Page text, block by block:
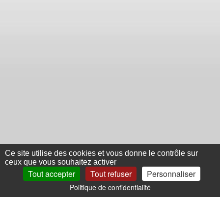
Ce site utilise des cookies et vous donne le contrôle sur
ceux que vous souhaitez activer
Tout accepter Tout refuser Personnaliser
Politique de confidentialité